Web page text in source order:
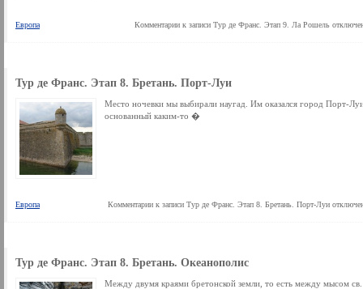
Европа Комментарии к записи Тур де Франс. Этап 9. Ла Рошель
Тур де Франс. Этап 8. Бретань. Порт-Луи
Место ночевки мы выбирали наугад. Им оказался город Порт-
основанный каким-то �
Европа Комментарии к записи Тур де Франс. Этап 8. Бретань. Порт-Луи
Тур де Франс. Этап 8. Бретань. Океанополис
Между двумя краями бретонской земли, то есть между мысом св.